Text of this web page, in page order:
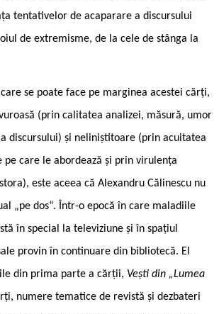
tentativelor de acaparare a discursului
de extremisme, de la cele de stânga la
se poate face pe marginea acestei cărți,
(prin calitatea analizei, măsură, umor
discursului) și neliniștitoare (prin acuitatea
care le abordează și prin virulența
este aceea că Alexandru Călinescu nu
„pe dos“. Într-o epocă în care maladiile
în special la televiziune și în spațiul
provin în continuare din bibliotecă. El
din prima parte a cărții, Vești din „Lumea
numere tematice de revistă și dezbateri